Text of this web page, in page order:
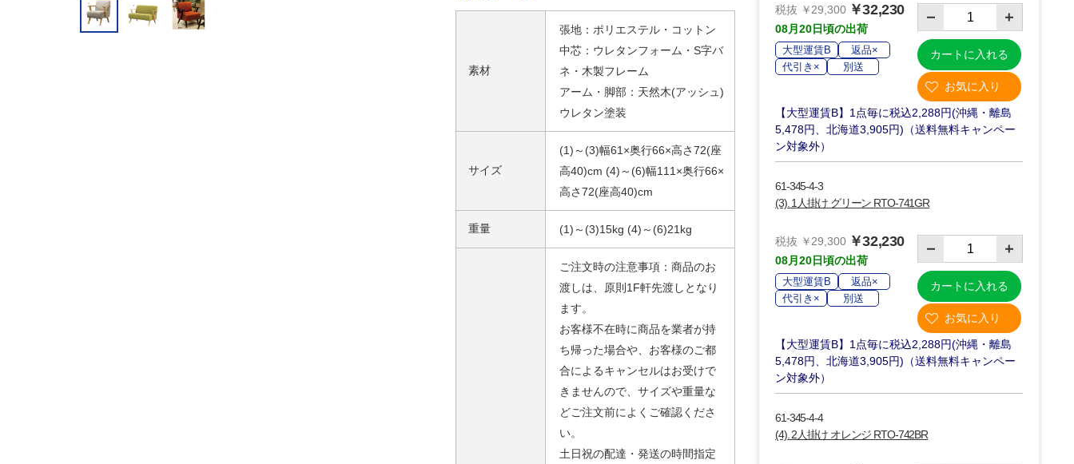
素材
張地：ポリエステル・コットン
中芯：ウレタンフォーム・S字バ
ネ・木製フレーム
アーム・脚部：天然木(アッシュ)
ウレタン塗装
サイズ
(1)～(3)幅61×奥行66×高さ72(座
高40)cm (4)～(6)幅111×奥行66×
高さ72(座高40)cm
重量 (1)～(3)15kg (4)～(6)21kg
ご注文時の注意事項：商品のお
渡しは、原則1F軒先渡しとなり
ます。
お客様不在時に商品を業者が持
ち帰った場合や、お客様のご都
合によるキャンセルはお受けで
きませんので、サイズや重量な
どご注文前によくご確認くださ
い。
土日祝の配達・発送の時間指定
税抜 ￥29,300 ￥32,230
08月20日頃の出荷
大型運賃B
返品×
代引き×
別送
カートに入れる
【大型運賃B】1点毎に税込2,288円(沖縄・離島
5,478円、北海道3,905円)（送料無料キャンペー
ン対象外）
61-345-4-3
(3). 1人掛け グリーン RTO-741GR
税抜 ￥29,300 ￥32,230
08月20日頃の出荷
大型運賃B
返品×
代引き×
別送
カートに入れる
【大型運賃B】1点毎に税込2,288円(沖縄・離島
5,478円、北海道3,905円)（送料無料キャンペー
ン対象外）
61-345-4-4
(4). 2人掛け オレンジ RTO-742BR